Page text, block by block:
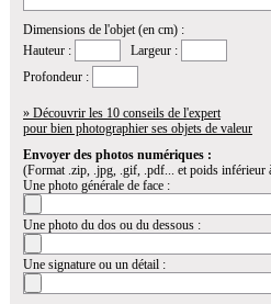
Dimensions de l'objet (en cm) :
Hauteur :
Largeur :
Profondeur :
» Découvrir les 10 conseils de l'expert
pour bien photographier ses objets de valeur
Envoyer des photos numériques :
(Format .zip, .jpg, .gif, .pdf... et poids inférieur
Une photo générale de face :
Une photo du dos ou du dessous :
Une signature ou un détail :